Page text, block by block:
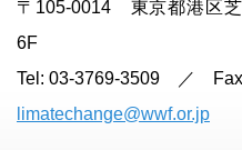
〒105-0014 東京都港区
6F
Tel: 03-3769-3509 ／
limatechange@wwf.or.jp